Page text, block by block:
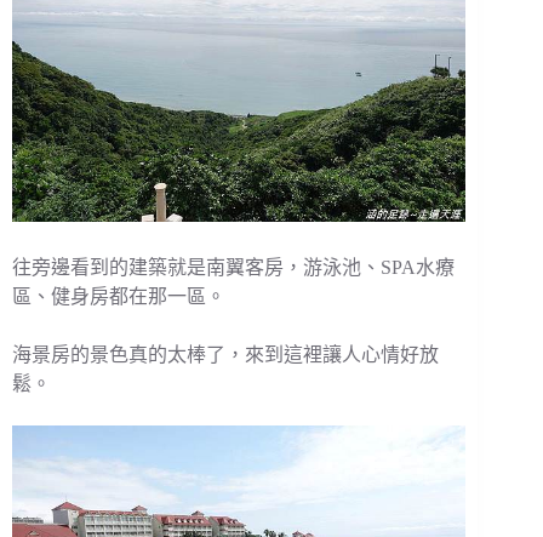
往旁邊看到的建築就是南翼客房，游泳池、SPA水療
區、健身房都在那一區。
海景房的景色真的太棒了，來到這裡讓人心情好放
鬆。